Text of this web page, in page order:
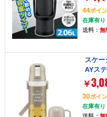
44ポイ
在庫有り
送料： 無
スケ
AYス
プ・ス
￥
30ポイ
在庫有り